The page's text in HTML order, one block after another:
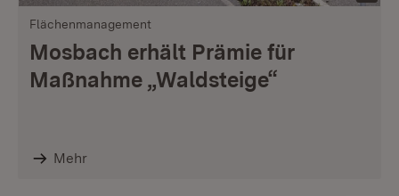
Flächenmanagement
Mosbach erhält Prämie für
Maßnahme „Waldsteige“
Mehr